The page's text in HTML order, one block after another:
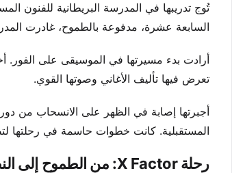
تُوج تدريبها في المدرسة البريطانية للفنون
السابعة عشرة، مدفوعة بالطموح، غادرت
أرادت بدء مسيرتها في الموسيقى على الفور.
تعرض فيها تأليف الأغاني وصوتها القوي.
أجبرتها إصابة في الظهر على الانسحاب من
المستقبلية. كانت خطوات حاسمة في رحلتها
رحلة X Factor: من الطموح إلى النصر